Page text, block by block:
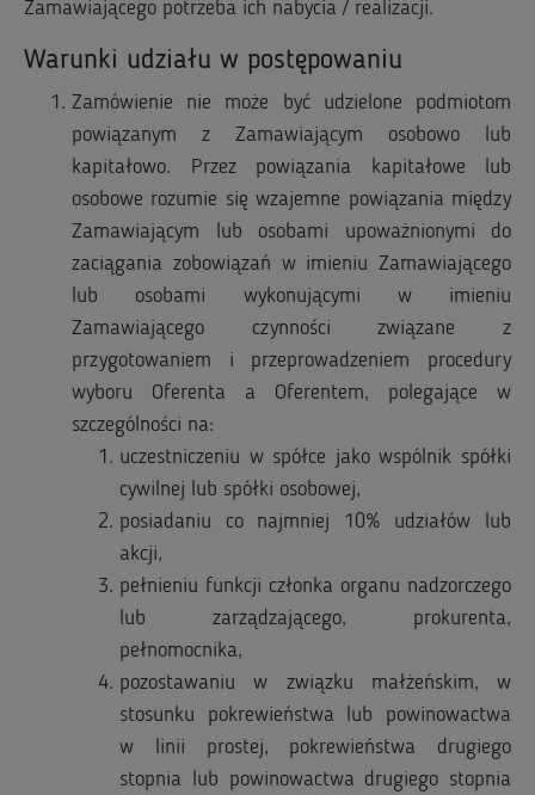
Zamawiającego potrzeba ich nabycia / realizacji.
Warunki udziału w postępowaniu
Zamówienie nie może być udzielone podmiotom
powiązanym z Zamawiającym osobowo lub
kapitałowo. Przez powiązania kapitałowe lub
osobowe rozumie się wzajemne powiązania między
Zamawiającym lub osobami upoważnionymi do
zaciągania zobowiązań w imieniu Zamawiającego
lub osobami wykonującymi w imieniu
Zamawiającego czynności związane z
przygotowaniem i przeprowadzeniem procedury
wyboru Oferenta a Oferentem, polegające w
szczególności na:
uczestniczeniu w spółce jako wspólnik spółki
cywilnej lub spółki osobowej,
posiadaniu co najmniej 10% udziałów lub
akcji,
pełnieniu funkcji członka organu nadzorczego
lub zarządzającego, prokurenta,
pełnomocnika,
pozostawaniu w związku małżeńskim, w
stosunku pokrewieństwa lub powinowactwa
w linii prostej, pokrewieństwa drugiego
stopnia lub powinowactwa drugiego stopnia